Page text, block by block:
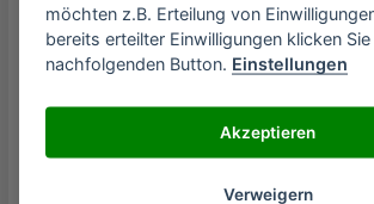
Mehr Infos zu
möchten z.B. Erteilung von
bereits erteilter Einwilligungen klicken
nachfolgenden Button. Einstellungen
Akzeptieren
Verweigern